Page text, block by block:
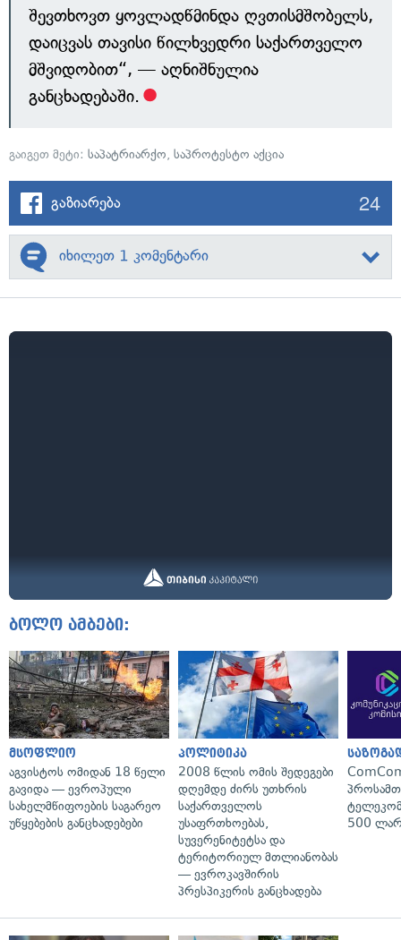
შევთხოვთ ყოვლადწმინდა ღვთისმშობელს,
დაიცვას თავისი წილხვედრი საქართველო
მშვიდობით“, — აღნიშნულია
განცხადებაში.
გაიგეთ მეტი: საპატრიარქო, საპროტესტო აქცია
გაზიარება 24
იხილეთ 1 კომენტარი
ბოლო ამბები:
მსოფლიო
აგვისტოს ომიდან 18 წელი
გავიდა — ევროპული
სახელმწიფოების საგარეო
უწყებების განცხადებები
პოლიტიკა
2008 წლის ომის შედეგები
დღემდე ძირს უთხრის
საქართველოს
უსაფრთხოებას,
სუვერენიტეტსა და
ტერიტორიულ მთლიანობას
— ევროკავშირის
პრესპიკერის განცხადება
500